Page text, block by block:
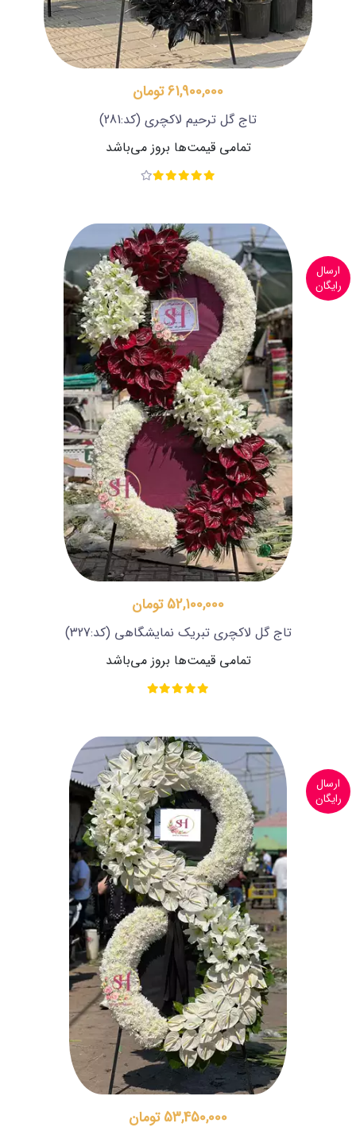
61,900,000 تومان
تاج گل ترحیم لاکچری (کد:281)
تمامی قیمت‌ها بروز می‌باشد
ارسال
رایگان
52,100,000 تومان
تاج گل لاکچری تبریک نمایشگاهی (کد:327)
تمامی قیمت‌ها بروز می‌باشد
ارسال
رایگان
53,450,000 تومان